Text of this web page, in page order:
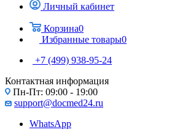
Личный кабинет
Корзина0
Избранные товары0
+7 (499) 938-95-24
Контактная информация
Пн-Пт: 09:00 - 19:00
support@docmed24.ru
WhatsApp